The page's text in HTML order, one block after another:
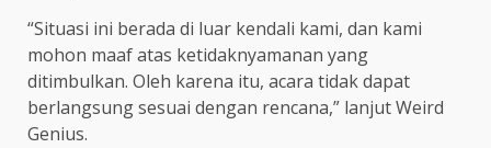
“Situasi ini berada di luar kendali kami, dan kami
mohon maaf atas ketidaknyamanan yang
ditimbulkan. Oleh karena itu, acara tidak dapat
berlangsung sesuai dengan rencana,” lanjut Weird
Genius.